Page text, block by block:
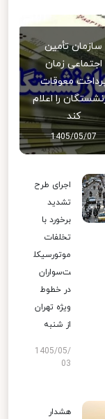
تأمین
زمان
معوقات
را اعلام
کند
1405/05/07
اجرای طرح
تشدید
برخورد با
تخلفات
موتورسیکل
ت‌سواران
در خطوط
ویژه تهران
از شنبه
1405/05/
03
هشدار